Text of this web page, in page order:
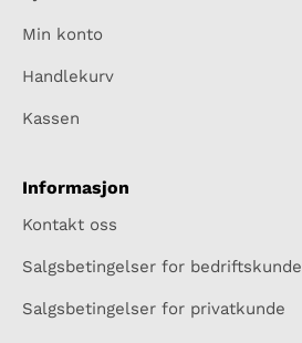
Min konto
Handlekurv
Kassen
Informasjon
Kontakt oss
Salgsbetingelser for bedriftskunde
Salgsbetingelser for privatkunde